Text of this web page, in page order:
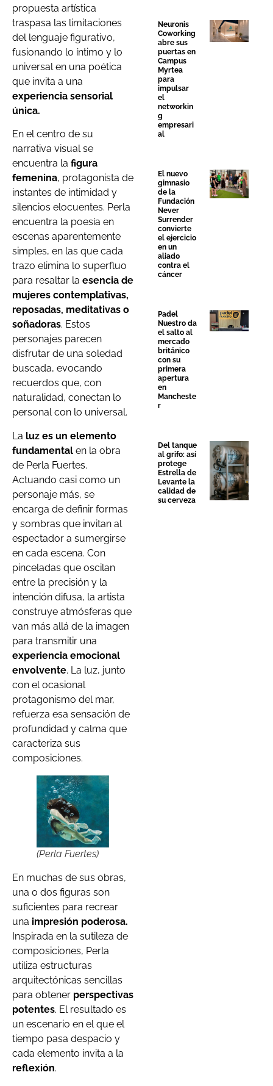
propuesta artística
traspasa las limitaciones
del lenguaje figurativo,
fusionando lo íntimo y lo
universal en una poética
que invita a una
experiencia sensorial
única.
En el centro de su
narrativa visual se
encuentra la figura
femenina, protagonista de
instantes de intimidad y
silencios elocuentes. Perla
encuentra la poesía en
escenas aparentemente
simples, en las que cada
trazo elimina lo superfluo
para resaltar la esencia de
mujeres contemplativas,
reposadas, meditativas o
soñadoras. Estos
personajes parecen
disfrutar de una soledad
buscada, evocando
recuerdos que, con
naturalidad, conectan lo
personal con lo universal.
La luz es un elemento
fundamental en la obra
de Perla Fuertes.
Actuando casi como un
personaje más, se
encarga de definir formas
y sombras que invitan al
espectador a sumergirse
en cada escena. Con
pinceladas que oscilan
entre la precisión y la
intención difusa, la artista
construye atmósferas que
van más allá de la imagen
para transmitir una
experiencia emocional
envolvente. La luz, junto
con el ocasional
protagonismo del mar,
refuerza esa sensación de
profundidad y calma que
caracteriza sus
composiciones.
(Perla Fuertes)
En muchas de sus obras,
una o dos figuras son
suficientes para recrear
una impresión poderosa.
Inspirada en la sutileza de
composiciones, Perla
utiliza estructuras
arquitectónicas sencillas
para obtener perspectivas
potentes. El resultado es
un escenario en el que el
tiempo pasa despacio y
cada elemento invita a la
reflexión.
Neuronis
Coworking
abre sus
puertas en
Campus
Myrtea
para
impulsar
el
networkin
g
empresari
al
El nuevo
gimnasio
de la
Fundación
Never
Surrender
convierte
el ejercicio
en un
aliado
contra el
cáncer
Padel
Nuestro da
el salto al
mercado
británico
con su
primera
apertura
en
Mancheste
r
Del tanque
al grifo: así
protege
Estrella de
Levante la
calidad de
su cerveza